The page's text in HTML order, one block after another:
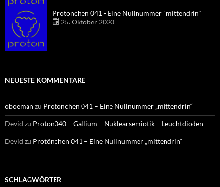
Protönchen 041 - Eine Nullnummer "mittendrin"
25. Oktober 2020
NEUESTE KOMMENTARE
oboeman zu Protönchen 041 – Eine Nullnummer „mittendrin“
Devid zu Proton040 – Gallium – Nuklearsemiotik – Leuchtdioden
Devid zu Protönchen 041 – Eine Nullnummer „mittendrin“
SCHLAGWÖRTER